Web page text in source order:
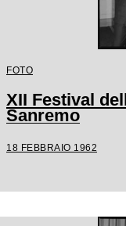
FOTO
XII Festival
Sanremo
18 FEBBRAIO 1962